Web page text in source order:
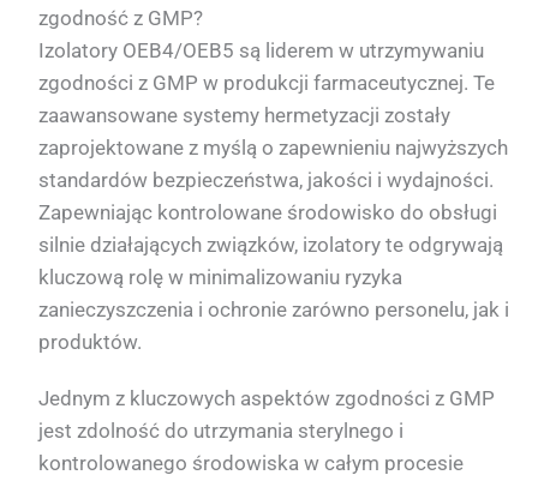
zgodność z GMP?
Izolatory OEB4/OEB5 są liderem w utrzymywaniu
zgodności z GMP w produkcji farmaceutycznej. Te
zaawansowane systemy hermetyzacji zostały
zaprojektowane z myślą o zapewnieniu najwyższych
standardów bezpieczeństwa, jakości i wydajności.
Zapewniając kontrolowane środowisko do obsługi
silnie działających związków, izolatory te odgrywają
kluczową rolę w minimalizowaniu ryzyka
zanieczyszczenia i ochronie zarówno personelu, jak i
produktów.
Jednym z kluczowych aspektów zgodności z GMP
jest zdolność do utrzymania sterylnego i
kontrolowanego środowiska w całym procesie